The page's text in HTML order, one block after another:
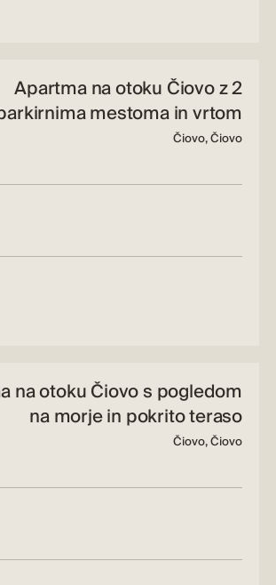
Apartma na otoku Čiovo z 2
mestoma in vrtom
Čiovo, Čiovo
na otoku Čiovo s pogledom
na morje in pokrito teraso
Čiovo, Čiovo